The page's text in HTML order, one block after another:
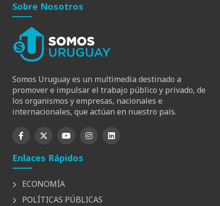
Sobre Nosotros
Somos Uruguay es un multimedia destinado a
promover e impulsar el trabajo público y privado, de
los organismos y empresas, nacionales e
internacionales, que actúan en nuestro país.
Enlaces Rápidos
ECONOMÍA
POLÍTICAS PÚBLICAS